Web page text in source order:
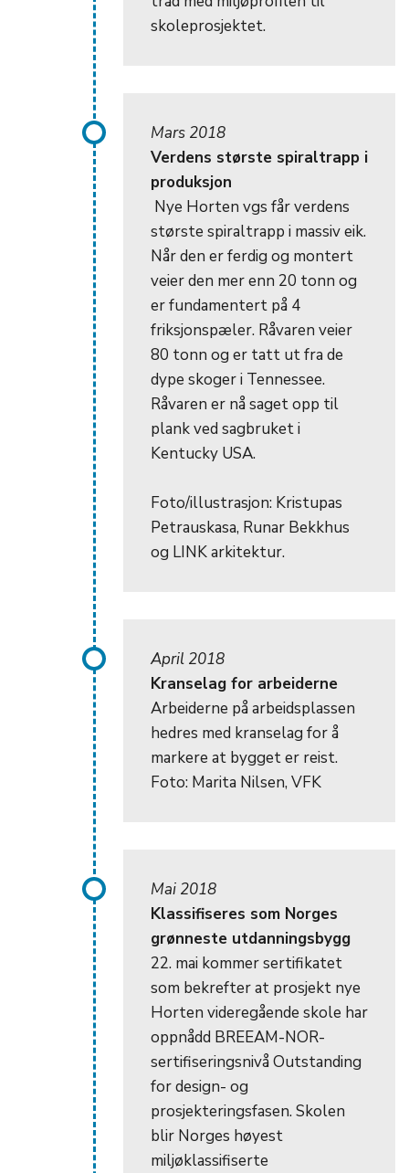
skoleprosjektet.
Mars 2018
Verdens største spiraltrapp i
produksjon
Nye Horten vgs får verdens
største spiraltrapp i massiv eik.
Når den er ferdig og montert
veier den mer enn 20 tonn og
er fundamentert på 4
friksjonspæler. Råvaren veier
80 tonn og er tatt ut fra de
dype skoger i Tennessee.
Råvaren er nå saget opp til
plank ved sagbruket i
Kentucky USA.
Foto/illustrasjon: Kristupas
Petrauskasa, Runar Bekkhus
og LINK arkitektur.
April 2018
Kranselag for arbeiderne
Arbeiderne på arbeidsplassen
hedres med kranselag for å
markere at bygget er reist.
Foto: Marita Nilsen, VFK
Mai 2018
Klassifiseres som Norges
grønneste utdanningsbygg
22. mai kommer sertifikatet
som bekrefter at prosjekt nye
Horten videregående skole har
oppnådd BREEAM-NOR-
sertifiseringsnivå Outstanding
for design- og
prosjekteringsfasen. Skolen
blir Norges høyest
miljøklassifiserte